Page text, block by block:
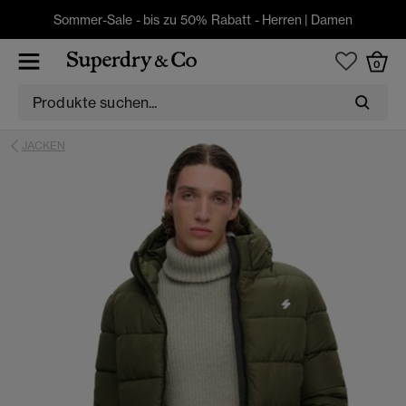
Sommer-Sale - bis zu 50% Rabatt - Herren | Damen
0
JACKEN